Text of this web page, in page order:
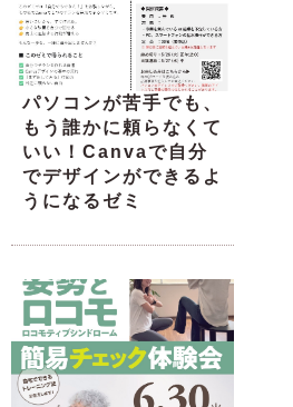
パソコンが苦手でも、
もう誰かに頼らなくて
いい！Canvaで自分
でデザインができるよ
うになるゼミ